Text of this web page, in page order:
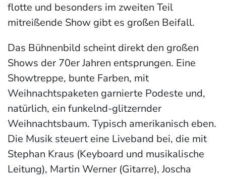
flotte und besonders im zweiten Teil
mitreißende Show gibt es großen Beifall.
Das Bühnenbild scheint direkt den großen
Shows der 70er Jahren entsprungen. Eine
Showtreppe, bunte Farben, mit
Weihnachtspaketen garnierte Podeste und,
natürlich, ein funkelnd-glitzernder
Weihnachtsbaum. Typisch amerikanisch eben.
Die Musik steuert eine Liveband bei, die mit
Stephan Kraus (Keyboard und musikalische
Leitung), Martin Werner (Gitarre), Joscha